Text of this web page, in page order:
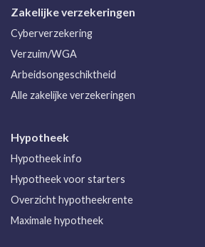
Zakelijke verzekeringen
Cyberverzekering
Verzuim/WGA
Arbeidsongeschiktheid
Alle zakelijke verzekeringen
Hypotheek
Hypotheek info
Hypotheek voor starters
Overzicht hypotheekrente
Maximale hypotheek